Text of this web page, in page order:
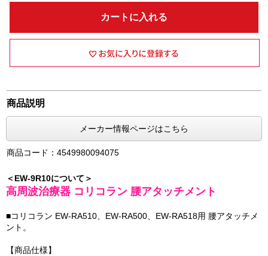
カートに入れる
商品説明
メーカー情報ページはこちら
商品コード：4549980094075
＜EW-9R10について＞
高周波治療器 コリコラン 腰アタッチメント
■コリコラン EW-RA510、EW-RA500、EW-RA518用 腰アタッチメ
ント。
【商品仕様】